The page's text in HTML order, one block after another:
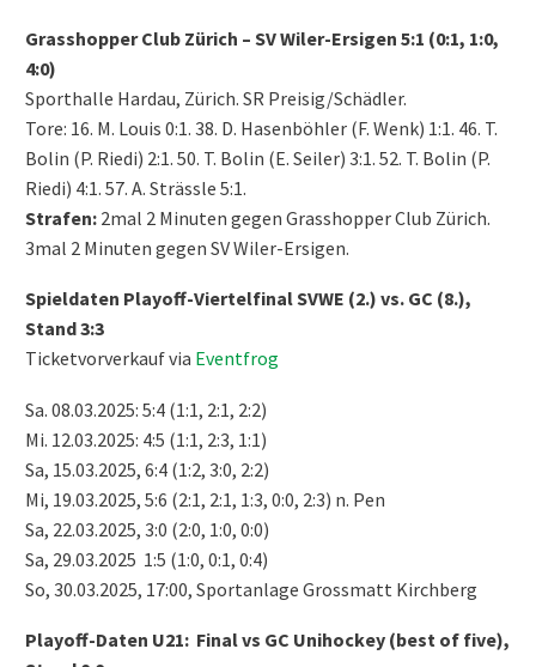
Grasshopper Club Zürich – SV Wiler-Ersigen 5:1 (0:1, 1:0,
4:0)
Sporthalle Hardau, Zürich. SR Preisig/Schädler.
Tore: 16. M. Louis 0:1. 38. D. Hasenböhler (F. Wenk) 1:1. 46. T.
Bolin (P. Riedi) 2:1. 50. T. Bolin (E. Seiler) 3:1. 52. T. Bolin (P.
Riedi) 4:1. 57. A. Strässle 5:1.
Strafen: 2mal 2 Minuten gegen Grasshopper Club Zürich.
3mal 2 Minuten gegen SV Wiler-Ersigen.
Spieldaten Playoff-Viertelfinal SVWE (2.) vs. GC (8.),
Stand 3:3
Ticketvorverkauf via Eventfrog
Sa. 08.03.2025: 5:4 (1:1, 2:1, 2:2)
Mi. 12.03.2025: 4:5 (1:1, 2:3, 1:1)
Sa, 15.03.2025, 6:4 (1:2, 3:0, 2:2)
Mi, 19.03.2025, 5:6 (2:1, 2:1, 1:3, 0:0, 2:3) n. Pen
Sa, 22.03.2025, 3:0 (2:0, 1:0, 0:0)
Sa, 29.03.2025 1:5 (1:0, 0:1, 0:4)
So, 30.03.2025, 17:00, Sportanlage Grossmatt Kirchberg
Playoff-Daten U21: Final vs GC Unihockey (best of five),